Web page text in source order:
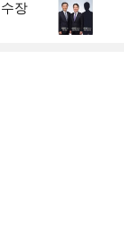
장